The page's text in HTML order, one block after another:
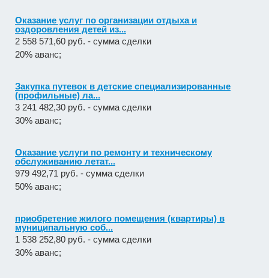
Оказание услуг по организации отдыха и
оздоровления детей из...
2 558 571,60 руб. - сумма сделки
20% аванс;
Закупка путевок в детские специализированные
(профильные) ла...
3 241 482,30 руб. - сумма сделки
30% аванс;
Оказание услуги по ремонту и техническому
обслуживанию летат...
979 492,71 руб. - сумма сделки
50% аванс;
приобретение жилого помещения (квартиры) в
муниципальную соб...
1 538 252,80 руб. - сумма сделки
30% аванс;